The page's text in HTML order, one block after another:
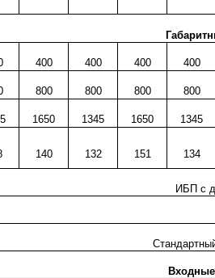
400 400 400 400
800 800 800 800
1650 1345 1650 1345
140 132 151 134
ИБП с
Входные